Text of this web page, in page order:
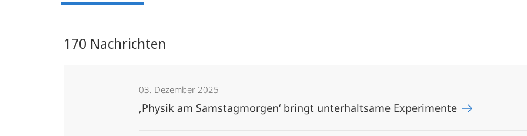
170 Nachrichten
03. Dezember 2025
‚Physik am Samstagmorgen‘ bringt unterhaltsame Experimente